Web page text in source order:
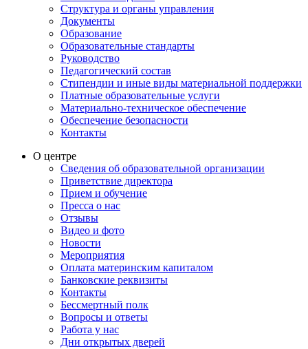
Структура и органы управления
Документы
Образование
Образовательные стандарты
Руководство
Педагогический состав
Стипендии и иные виды материальной поддержки
Платные образовательные услуги
Материально-техническое обеспечение
Обеспечение безопасности
Контакты
О центре
Сведения об образовательной организации
Приветствие директора
Прием и обучение
Пресса о нас
Отзывы
Видео и фото
Новости
Мероприятия
Оплата материнским капиталом
Банковские реквизиты
Контакты
Бессмертный полк
Вопросы и ответы
Работа у нас
Дни открытых дверей